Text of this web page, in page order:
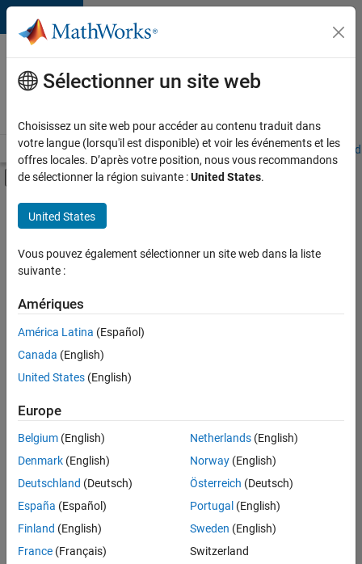
Passer au contenu
Votre
carrière
chez
Accueil Explorer nos opportunités Adresses de nos bureaux
Activer/désactiver l'affichage du menu
Contenu principal
FILTRER PAR
Technologies de l’information
Ventes pour l'éducation
Communication marketing
Actuellement,
aucune
offre
d'emploi
correspondant
à vos
critères
de
recherche.
Vous
pouvez
élargir
votre
Sélectionner un site web
Choisissez un site web pour accéder au contenu traduit dans
votre langue (lorsqu'il est disponible) et voir les événements et les
offres locales. D’après votre position, nous vous recommandons
de sélectionner la région suivante :United States.
United States
Vous pouvez également sélectionner un site web dans la liste
suivante :
Amériques
América Latina (Español)
Canada (English)
United States (English)
Europe
Belgium (English)
Denmark (English)
Deutschland (Deutsch)
España (Español)
Finland (English)
France (Français)
Netherlands(English)
Norway(English)
Österreich (Deutsch)
Portugal (English)
Sweden (English)
Switzerland